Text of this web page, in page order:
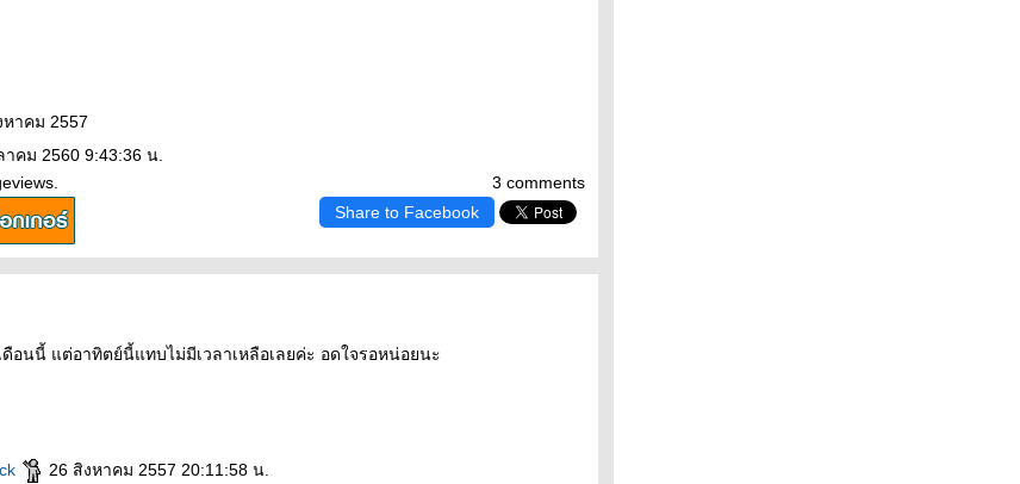
หาคม 2557
3 comments
คม 2560 9:43:36 น.
Share to Facebook
ดือนนี้ แต่อาทิตย์นี้แทบไม่มีเวลาเหลือเลยค่ะ อดใจรอหน่อยนะ
26 สิงหาคม 2557 20:11:58 น.